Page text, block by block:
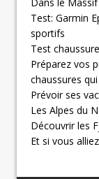
Test: Garmin
sportifs
Test
Préparez vos
chaussures
Prévoir ses
Les Alpes du
Découvrir les
Et si vous